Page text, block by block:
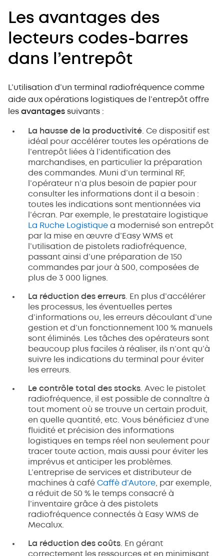
Les avantages des
lecteurs codes-barres
dans l’entrepôt
L’utilisation d’un terminal radiofréquence comme
aide aux opérations logistiques de l’entrepôt offre
les avantages suivants :
La hausse de la productivité . Ce dispositif est
idéal pour accélérer toutes les opérations de
l’entrepôt liées à l’identification des
marchandises, en particulier la préparation
des commandes. Muni d’un terminal RF,
l’opérateur n’a plus besoin de papier pour
consulter les informations dont il a besoin :
toutes les indications sont mentionnées via
l’écran. Par exemple, le prestataire logistique
La Ruche Logistique a modernisé son entrepôt
par la mise en œuvre d’Easy WMS et
l’utilisation de pistolets radiofréquence,
passant ainsi d’une préparation de 150
commandes par jour à 500, composées de
plus de 3 000 lignes.
La réduction des erreurs . En plus d’accélérer
les processus, les éventuelles pertes
d’informations ou, les erreurs découlant d’une
gestion et d’un fonctionnement 100 % manuels
sont éliminés. Les tâches des opérateurs sont
beaucoup plus faciles à réaliser, ils n’ont qu’à
suivre les indications du terminal pour éviter
les erreurs.
Le contrôle total des stocks . Avec le pistolet
radiofréquence, il est possible de connaître à
tout moment où se trouve un certain produit,
en quelle quantité, etc. Vous bénéficiez d’une
fluidité et précision des informations
logistiques en temps réel non seulement pour
tracer toute action, mais aussi pour éviter les
imprévus et anticiper les problèmes.
L’entreprise de services et distributeur de
machines à café Caffè d’Autore , par exemple,
a réduit de 50 % le temps consacré à
l’inventaire grâce à des pistolets
radiofréquence connectés à Easy WMS de
Mecalux.
La réduction des coûts . En gérant
correctement les ressources et en minimisant